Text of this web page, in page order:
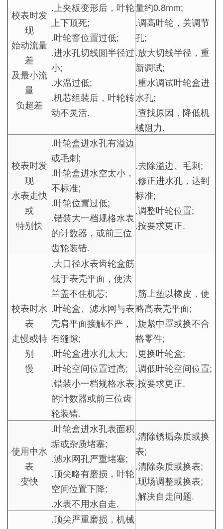
校表时发
现
始动流量
差
及最小流
量
负超差
.上夹板变形后，叶轮
上下顶死;
.叶轮窨位置过低;
.进水孔切线圆半径过
小;
.水温过低;
.机芯组装后，叶轮转
动不灵活.
量约0.8mm;
.调高叶轮，关调节
孔;
.放大切线半径，重
新调试;
.重水调试叶轮盒进
水孔;
.查找原因，降低机
械阻力.
校表时发
现
水表走快
或
特别快
.叶轮盒进水孔有溢边
或毛刺;
.叶轮盒进水空太小，
不标准;
.叶轮位置过低;
.错装大一档规格水表
的计数器，或前三位
齿轮装错.
.去除溢边、毛刺;
.修正进水孔，达到
标准;
.调整叶轮位置;
.按要求更正.
校表时水
表
走慢或特
别
慢
.大口径水表齿轮盒筋
低于表壳平面，使法
兰盖不住机芯;
.叶轮盒、滤水网与表
壳肩平面接触不严，
有缝隙;
.叶轮盒进水孔太大;
.叶轮空间位置过高;
.错装小一档规格水表
的计数器或前三位齿
轮装错.
.筋上垫以橡皮，使
略高表壳平面;
.旋紧中罩或换不合
格零件;
.更换叶轮盒;
.调低叶轮空间位置;
.按要求更正.
使用中水
表
变快
.叶轮盒进水孔表面积
垢或杂质堵塞;
.滤水网孔严重堵塞;
.顶尖略有磨损，叶轮
空间位置下降;
.水表不用水自走.
.清除锈垢杂质或换
表;
.清除杂质或换表;
.现场调整或换表;
.解决自走问题.
.顶尖严重磨损，机械